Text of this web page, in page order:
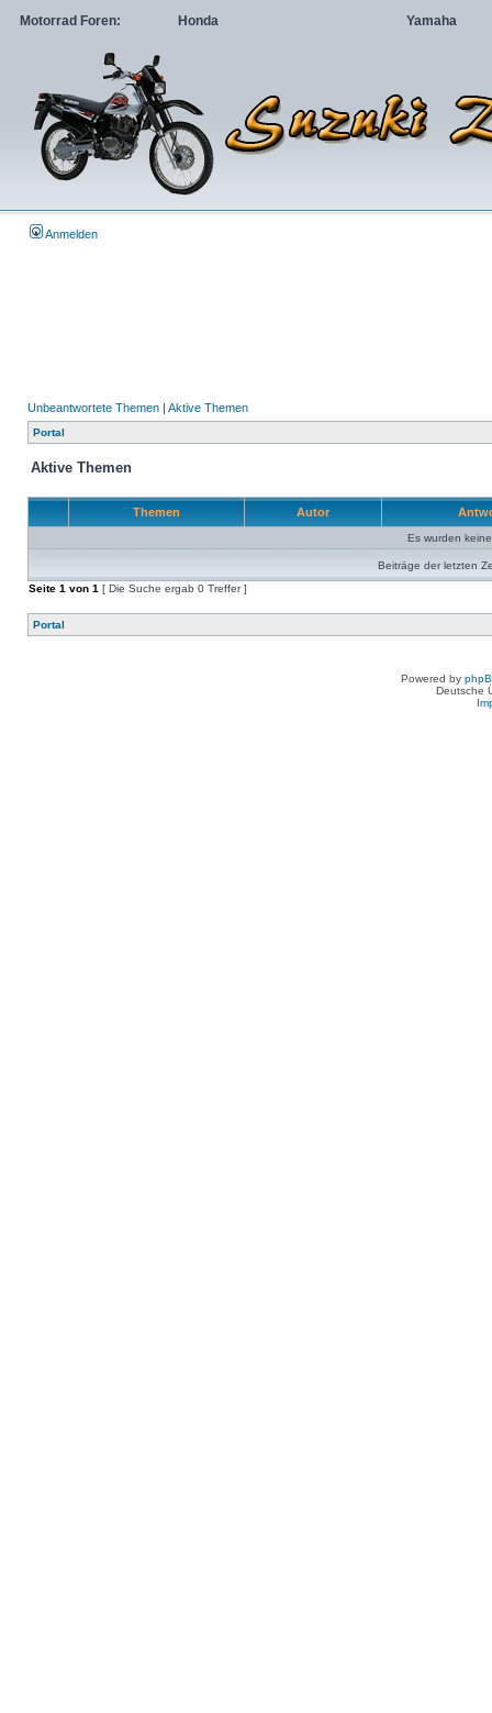
Motorrad Foren: Honda Yamaha
Anmelden
Unbeantwortete Themen | Aktive Themen
Portal
Aktive Themen
Themen Autor
Es wurden
Beiträge der letzten
Seite 1 von 1 [ Die Suche ergab 0 Treffer ]
Portal
Powered by
Deutsche